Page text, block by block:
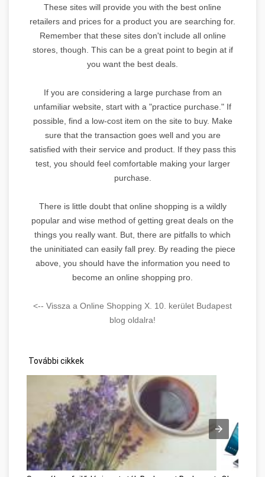
These sites will provide you with the best online
retailers and prices for a product you are searching for.
Remember that these sites don't include all online
stores, though. This can be a great point to begin at if
you want the best deals.
If you are considering a large purchase from an
unfamiliar website, start with a "practice purchase." If
possible, find a low-cost item on the site to buy. Make
sure that the transaction goes well and you are
satisfied with their service and product. If they pass this
test, you should feel comfortable making your larger
purchase.
There is little doubt that online shopping is a wildly
popular and wise method of getting great deals on the
things you really want. But, there are pitfalls to which
the uninitiated can easily fall prey. By reading the piece
above, you should have the information you need to
become an online shopping pro.
<-- Vissza a Online Shopping X. 10. kerület Budapest
blog oldalra!
További cikkek